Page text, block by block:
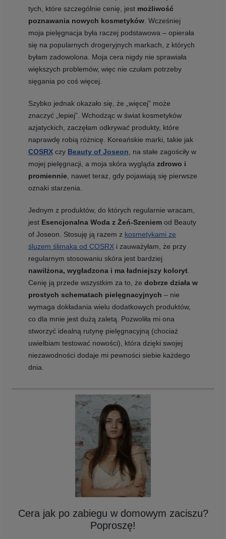
tych, które szczególnie cenię, jest możliwość
poznawania nowych kosmetyków. Wcześniej
moja pielęgnacja była raczej podstawowa – opierała
się na popularnych drogeryjnych markach, z których
byłam zadowolona. Moja cera nigdy nie sprawiała
większych problemów, więc nie czułam potrzeby
sięgania po coś więcej.
Szybko jednak okazało się, że „więcej” może
znaczyć „lepiej”. Wchodząc w świat kosmetyków
azjatyckich, zaczęłam odkrywać produkty, które
naprawdę robią różnicę. Koreańskie marki, takie jak
COSRXczy Beauty of Joseon, na stałe zagościły w
mojej pielęgnacji, a moja skóra wygląda zdrowo i
promiennie, nawet teraz, gdy pojawiają się pierwsze
oznaki starzenia.
Jednym z produktów, do których regularnie wracam,
jest Esencjonalna Woda z Żeń-Szeniemod Beauty
of Joseon. Stosuję ją razem z kosmetykami ze
śluzem ślimaka od COSRXi zauważyłam, że przy
regularnym stosowaniu skóra jest bardziej
nawilżona, wygładzona i ma ładniejszy koloryt.
Cenię ją przede wszystkim za to, że dobrze działa w
prostych schematach pielęgnacyjnych – nie
wymaga dokładania wielu dodatkowych produktów,
co dla mnie jest dużą zaletą. Pozwoliła mi ona
stworzyć idealną rutynę pielęgnacyjną (chociaż
uwielbiam testować nowości), która dzięki swojej
niezawodności dodaje mi pewności siebie każdego
dnia.
Cera jak po zabiegu w domowym zaciszu?
Poproszę!